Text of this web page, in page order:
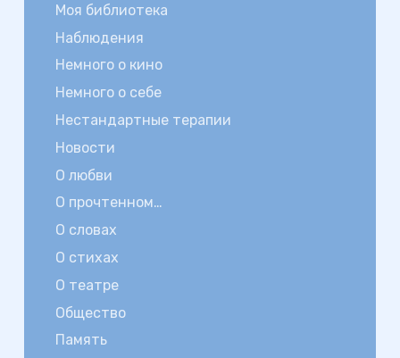
Моя библиотека
Наблюдения
Немного о кино
Немного о себе
Нестандартные терапии
Новости
О любви
О прочтенном…
О словах
О стихах
О театре
Общество
Память